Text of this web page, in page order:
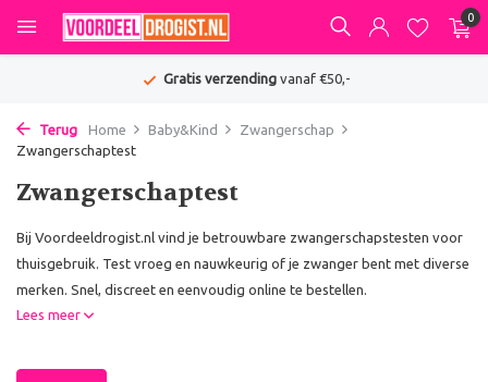
0
Gratis verzendingvanaf €50,-
Terug Home Baby&Kind
Zwangerschap
Zwangerschaptest
Zwangerschaptest
Bij Voordeeldrogist.nl vind je betrouwbare zwangerschapstesten voor
thuisgebruik. Test vroeg en nauwkeurig of je zwanger bent met diverse
merken. Snel, discreet en eenvoudig online te bestellen.
Lees meer